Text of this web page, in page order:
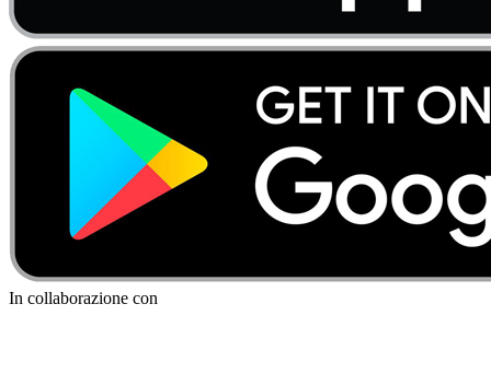
In collaborazione con